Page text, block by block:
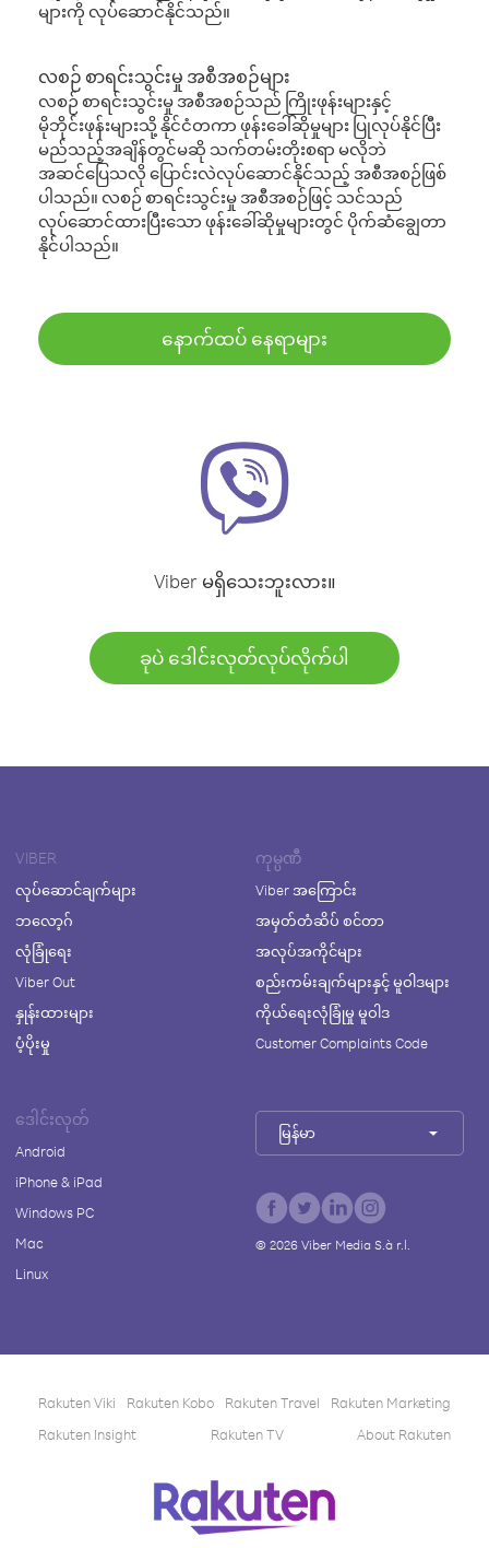
များကို လုပ်ဆောင်နိုင်သည်။
လစဉ် စာရင်းသွင်းမှု အစီအစဉ်များ
လစဉ် စာရင်းသွင်းမှု အစီအစဉ်သည် ကြိုးဖုန်းများနှင့်
မိုဘိုင်းဖုန်းများသို့ နိုင်ငံတကာ ဖုန်းခေါ်ဆိုမှုများ ပြုလုပ်နိုင်ပြီး
မည်သည့်အချိန်တွင်မဆို သက်တမ်းတိုးစရာ မလိုဘဲ
အဆင်ပြေသလို ပြောင်းလဲလုပ်ဆောင်နိုင်သည့် အစီအစဉ်ဖြစ်
ပါသည်။ လစဉ် စာရင်းသွင်းမှု အစီအစဉ်ဖြင့် သင်သည်
လုပ်ဆောင်ထားပြီးသော ဖုန်းခေါ်ဆိုမှုများတွင် ပိုက်ဆံချွေတာ
နိုင်ပါသည်။
နောက်ထပ် နေရာများ
Viber မရှိသေးဘူးလား။
ခုပဲ ဒေါင်းလုတ်လုပ်လိုက်ပါ
VIBER
လုပ်ဆောင်ချက်များ
ဘလော့ဂ်
လုံခြုံရေး
Viber Out
နှုန်းထားများ
ပံ့ပိုးမှု
ကုမ္ပဏီ
Viber အကြောင်း
အမှတ်တံဆိပ် စင်တာ
အလုပ်အကိုင်များ
စည်းကမ်းချက်များနှင့် မူဝါဒများ
ကိုယ်ရေးလုံခြုံမှု မူဝါဒ
Customer Complaints Code
ဒေါင်းလုတ်
Android
iPhone & iPad
Windows PC
Mac
Linux
မြန်မာ
© 2026Viber Media S.à r.l.
Rakuten Viki Rakuten Kobo Rakuten Travel
Rakuten Marketing
Rakuten Insight
Rakuten TV About Rakuten